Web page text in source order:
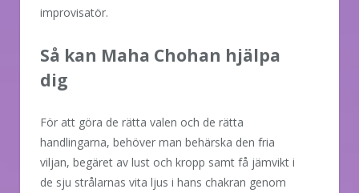
improvisatör.
Så kan Maha Chohan hjälpa
dig
För att göra de rätta valen och de rätta
handlingarna, behöver man behärska den fria
viljan, begäret av lust och kropp samt få jämvikt i
de sju strålarnas vita ljus i hans chakran genom